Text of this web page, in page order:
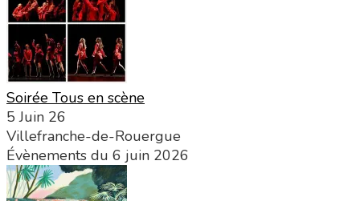
Soirée Tous en scène
5 Juin 26
Villefranche-de-Rouergue
Évènements du 6 juin 2026